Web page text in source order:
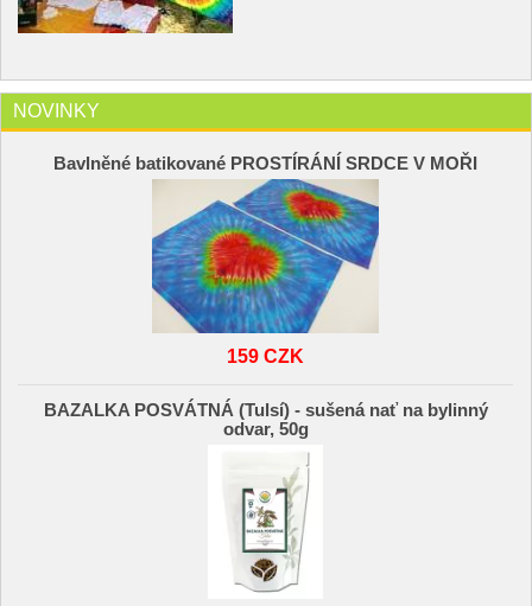
NOVINKY
Bavlněné batikované PROSTÍRÁNÍ SRDCE V MOŘI
159 CZK
BAZALKA POSVÁTNÁ (Tulsí) - sušená nať na bylinný
odvar, 50g